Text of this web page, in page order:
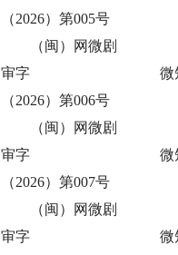
（2026）第005号
（闽）网微剧
审字
（2026）第006号
微
（闽）网微剧
审字
（2026）第007号
微
（闽）网微剧
审字
微